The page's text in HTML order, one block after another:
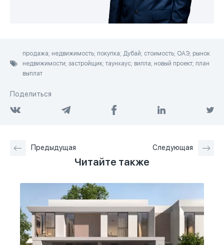
продажа; недвижимость; покупка; Дубай; стоимость; ОАЭ; рынок
недвижимости; застройщик; таунхаус; вилла; новый проект; план
выплат
Поделиться
Предыдущая Следующая
Читайте также